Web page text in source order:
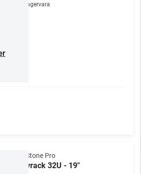
Lagervara
NorStone Pro
Golvrack 32U - 19"